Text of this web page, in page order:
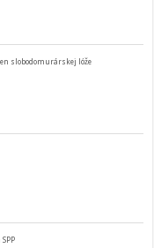
slobodomurárskej lóže